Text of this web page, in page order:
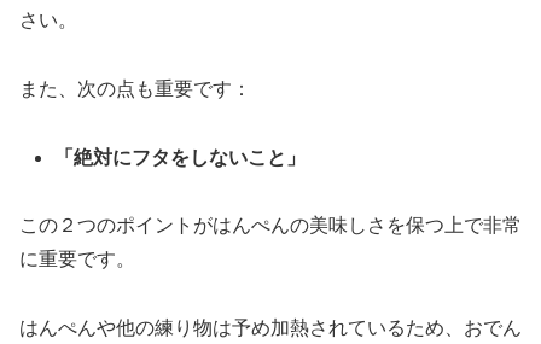
さい。
また、次の点も重要です：
「絶対にフタをしないこと」
この２つのポイントがはんぺんの美味しさを保つ上で非常
に重要です。
はんぺんや他の練り物は予め加熱されているため、おでん